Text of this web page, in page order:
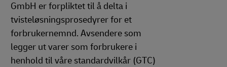
GmbH er forpliktet til å delta i
tvisteløsningsprosedyrer for et
forbrukernemnd. Avsendere som
legger ut varer som forbrukere i
henhold til våre standardvilkår (GTC)